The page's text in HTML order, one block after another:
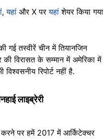
,यहां और X परयहांशेयर किया गया
गई तस्वीरें चीन में तियानजिन
की विरासत के सम्मान में अमेरिका में
रिपोर्ट नहीं है.
लाइब्रेरी
करने पर हमें 2017 में आर्किटेक्चर